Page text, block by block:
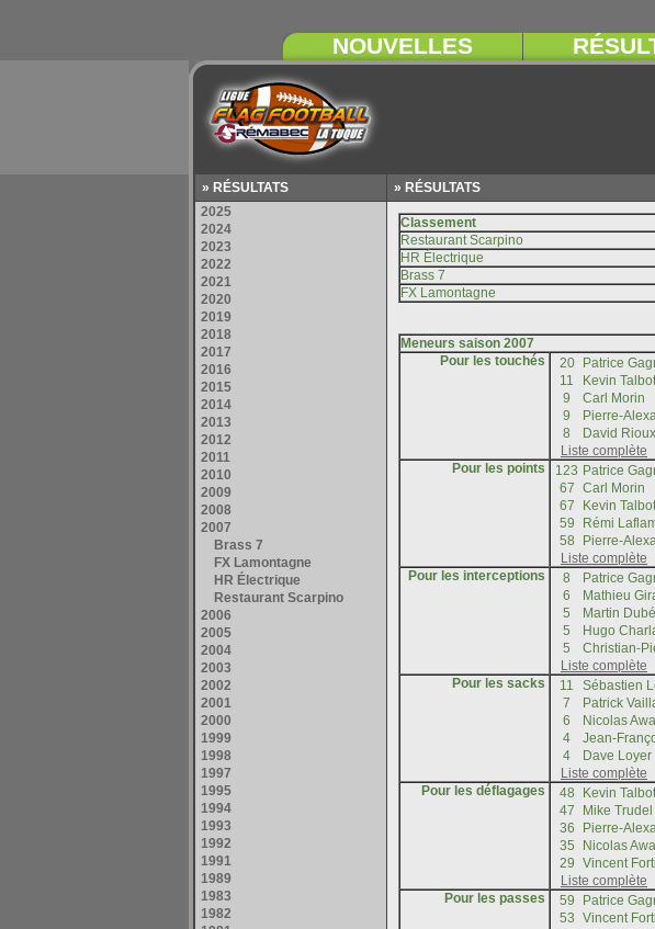
» RÉSULTATS » RÉSULTATS
Pour les touchés
Pour les points
Pour les interceptions
Pour les sacks
Pour les déflagages
Pour les passes